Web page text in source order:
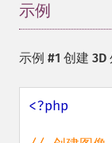
示例
示例 #1 创建 3D
<?php